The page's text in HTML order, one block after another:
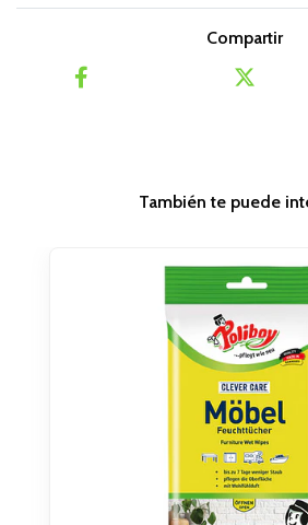
Compartir
También te puede